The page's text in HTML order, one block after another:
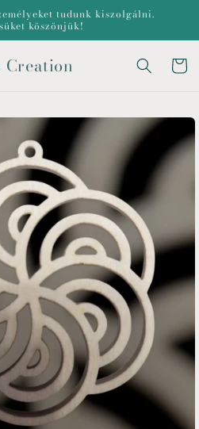
tudunk kiszolgálni.
köszönjük!
Creation Kosár